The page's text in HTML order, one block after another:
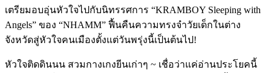
เตรียมอบอุ่นหัวใจไปกับนิทรรศการ “KRAMBOY Sleeping with
Angels” ของ “NHAMM” ฟื้นคืนความทรงจำวัยเด็กในต่าง
จังหวัดสู่หัวใจคนเมืองตั้งแต่วันพรุ่งนี้เป็นต้นไป!
หัวใจติดดินนน สวมกางเกงยีนเก่าๆ ~ เชื่อว่าแค่อ่านประโยคนี้